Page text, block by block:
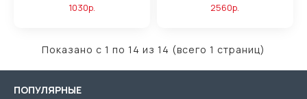
1030р. 2560р.
Показано с 1 по 14 из 14 (всего 1 страниц)
ПОПУЛЯРНЫЕ